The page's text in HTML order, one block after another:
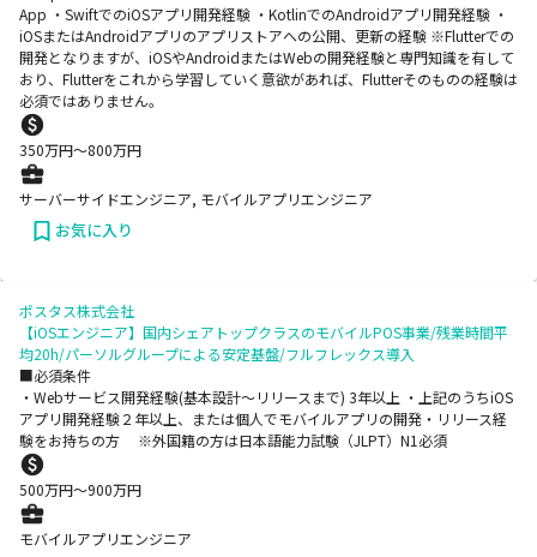
App ・SwiftでのiOSアプリ開発経験 ・KotlinでのAndroidアプリ開発経験 ・
iOSまたはAndroidアプリのアプリストアへの公開、更新の経験 ※Flutterでの
開発となりますが、iOSやAndroidまたはWebの開発経験と専門知識を有して
おり、Flutterをこれから学習していく意欲があれば、Flutterそのものの経験は
必須ではありません。
350万円〜800万円
サーバーサイドエンジニア, モバイルアプリエンジニア
お気に入り
ポスタス株式会社
【iOSエンジニア】国内シェアトップクラスのモバイルPOS事業/残業時間平
均20h/パーソルグループによる安定基盤/フルフレックス導入
■必須条件
・Webサービス開発経験(基本設計〜リリースまで) 3年以上 ・上記のうちiOS
アプリ開発経験２年以上、または個人でモバイルアプリの開発・リリース経
験をお持ちの方 ※外国籍の方は日本語能力試験（JLPT）N1必須
500万円〜900万円
モバイルアプリエンジニア